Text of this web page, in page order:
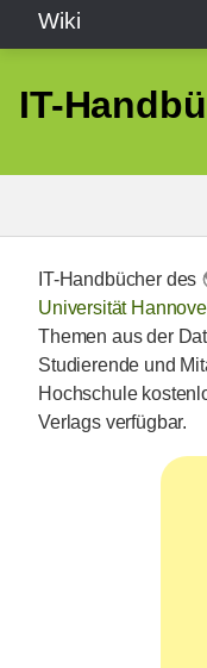
Wiki
IT-
IT-Handbücher des
Universität
Themen aus der
Studierende und
Hochschule
Verlags verfügbar.